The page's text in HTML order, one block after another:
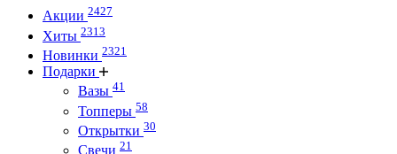
Акции 2427
Хиты 2313
Новинки 2321
Подарки
Вазы 41
Топперы 58
Открытки 30
Свечи 21